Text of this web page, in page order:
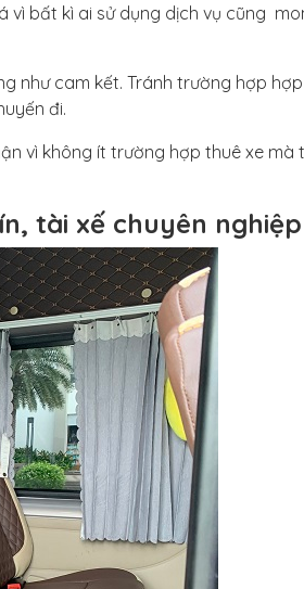
vì bất kì ai sử dụng dịch vụ cũng
như cam kết. Tránh trường hợp
đi.
vì không ít trường hợp thuê xe mà
tài xế chuyên nghiệp